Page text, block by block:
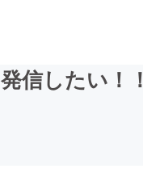
信したい！！